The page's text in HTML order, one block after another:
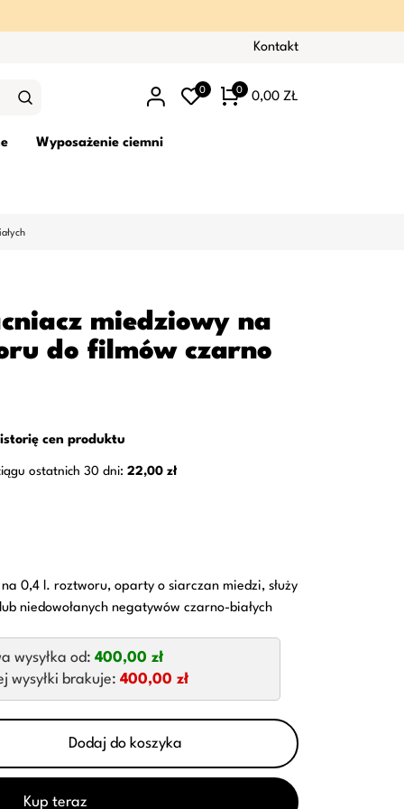
Kontakt
0 0 0,00 ZŁ
Wyposażenie ciemni
miedziowy na
do filmów czarno
cen produktu
ostatnich 30 dni: 22,00 zł
0,4 l. roztworu, oparty o siarczan miedzi, służy
niedowołanych negatywów czarno-białych
wysyłka od: 400,00 zł
wysyłki brakuje: 400,00 zł
Dodaj do koszyka
Kup teraz